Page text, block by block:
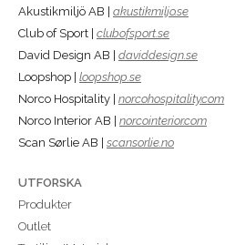
Akustikmiljö AB | akustikmiljo.se
Club of Sport | clubofsport.se
David Design AB | daviddesign.se
Loopshop | loopshop.se
Norco Hospitality | norcohospitality.com
Norco Interior AB | norcointerior.com
Scan Sørlie AB | scansorlie.no
UTFORSKA
Produkter
Outlet